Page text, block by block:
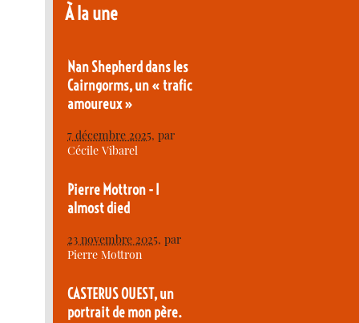
À la une
Nan Shepherd dans les
Cairngorms, un « trafic
amoureux »
7 décembre 2025, par
Cécile Vibarel
Pierre Mottron - I
almost died
23 novembre 2025, par
Pierre Mottron
CASTERUS OUEST, un
portrait de mon père.